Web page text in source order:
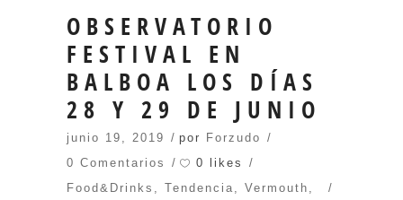
OBSERVATORIO
FESTIVAL EN
BALBOA LOS DÍAS
28 Y 29 DE JUNIO
junio 19, 2019 por Forzudo
0 Comentarios
0 likes
Food&Drinks
Tendencia Vermouth